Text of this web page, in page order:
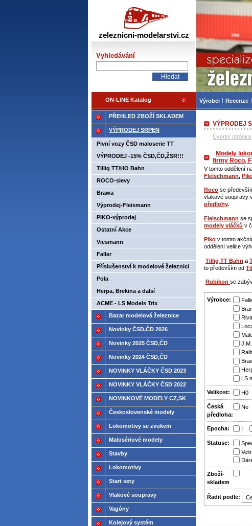
VÝPRODEJ
Úvodní stránka
Modely
firmy Roco,
V tomto oddělení
Fleischmann,
Roco se
vlakové soupravy
předlohy.
Fleischmann se
modely vláčků v
Piko v tomto
oddělení velice
Tillig TT Bahn a
to především od
Rubikon se
Výrobce:
LS
Velikost: H0
Česká
předloha:
Ne
Epocha: I
Statuse:
Zboží­
skladem
Řadit podle:
PŘEHLED ZBOŽÍ SKLADEM
VÝPRODEJ SRPEN
Pivní vozy ČSD maloserie TT
VÝPRODEJ -15% ČSD,ČD,ŽSR!!!
Tillig TT/HO Bahn
ROCO-slevy
Brawa
Výprodej-Fleismann
PIKO-výprodej
Ostatní Akce
Viesmann
Faller
Příslušenství k modelové železnici
až -30%
Pola
Herpa, Brekina a dalsí
ACME - LS Models Trix
Bazar modelová železnice
Novinky ČSD,ČD 2026
Novinky 2025 ČSD,ČD
Novinky 2024 ČSD,ČD
NOVINKY VLÁČKY ČSD 2023
NOVINKY VLÁČKY ČSD 2022
NOVINKOVÉ MODELY CZ,SK
2021
Československé modely
ČSD,ČD
Lokomotivy se zvukem
Malosériové modely
Stavby
Lokomotivy
Start sety
Vlakové soupravy
Vagóny
Kolejový systém
zeleznicni-modelarstvi.cz
Vyhledávání
ON-LINE Katalog Výrobci Recenze